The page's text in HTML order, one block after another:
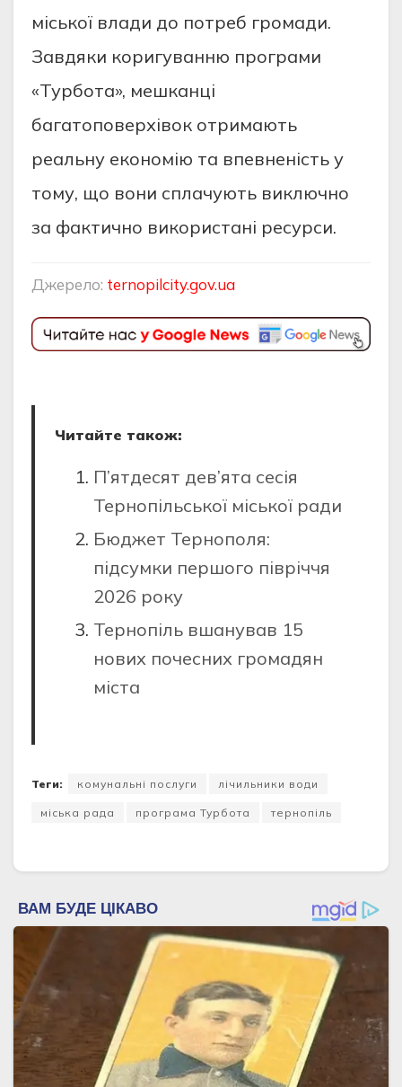
міської влади до потреб громади.
Завдяки коригуванню програми
«Турбота», мешканці
багатоповерхівок отримають
реальну економію та впевненість у
тому, що вони сплачують виключно
за фактично використані ресурси.
Джерело: ternopilcity.gov.ua
Читайте також:
П’ятдесят дев’ята сесія
Тернопільської міської ради
Бюджет Тернополя:
підсумки першого півріччя
2026 року
Тернопіль вшанував 15
нових почесних громадян
міста
Теги: комунальні послуги лічильники води
міська рада програма Турбота тернопіль